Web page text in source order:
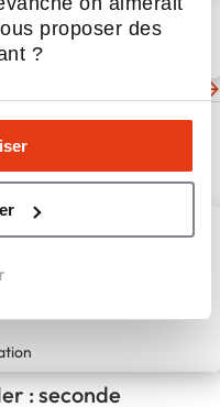
proposer des
?
qualité &
a qu'un plat
secteur
son
Bretagne
: seconde